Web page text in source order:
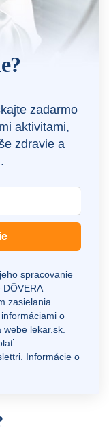
zadarmo
aktivitami,
zdravie a
spracovanie
zasielania
o
webe lekar.sk
Informácie o